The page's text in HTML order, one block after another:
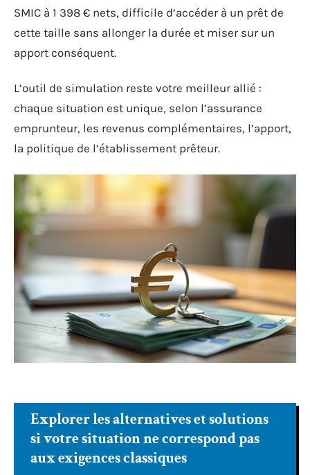
SMIC à 1 398 € nets, difficile d’accéder à un prêt de
cette taille sans allonger la durée et miser sur un
apport conséquent.
L’outil de simulation reste votre meilleur allié :
chaque situation est unique, selon l’assurance
emprunteur, les revenus complémentaires, l’apport,
la politique de l’établissement prêteur.
Explorer les alternatives et solutions
si votre situation ne correspond pas
aux exigences classiques